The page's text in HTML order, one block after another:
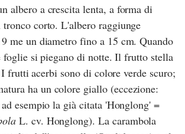
albero a crescita lenta, a forma di
corto. L'albero raggiunge
me un diametro fino a 15 cm. Quando
foglie si piegano di notte. Il frutto stella
frutti acerbi sono di colore verde scuro;
ha un colore giallo (eccezione:
esempio la già citata 'Honglong' =
L. cv. Honglong). La carambola